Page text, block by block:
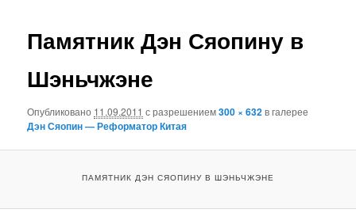
содержимому
Памятник Дэн Сяопину в
Шэньчжэне
Опубликовано 11.09.2011 с разрешением300 × 632в галерее
Дэн Сяопин — Реформатор Китая
ПАМЯТНИК ДЭН СЯОПИНУ В ШЭНЬЧЖЭНЕ